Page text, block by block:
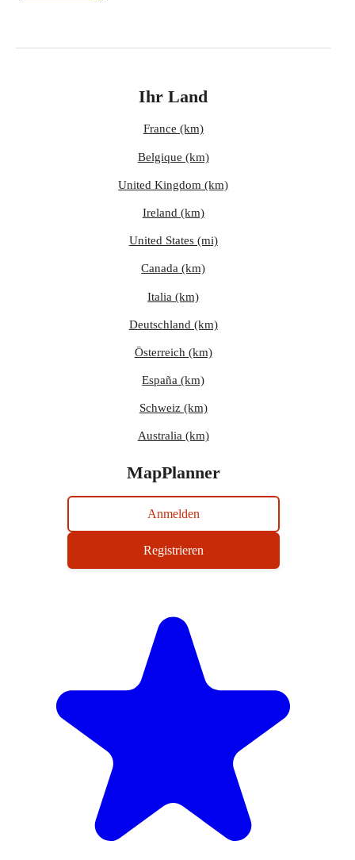
Ihr Land
France (km)
Belgique (km)
United Kingdom (km)
Ireland (km)
United States (mi)
Canada (km)
Italia (km)
Deutschland (km)
Österreich (km)
España (km)
Schweiz (km)
Australia (km)
MapPlanner
Anmelden
Registrieren